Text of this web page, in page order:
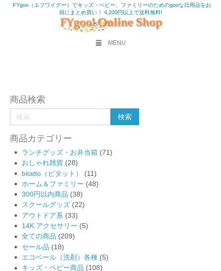
FYgoo（エフワイグー）でキッズ・ベビー、ファミリーのためのgooな日用品をお
得にまとめ買い！ 4,200円以上で送料無料!
MENU
商品検索
商品カテゴリー
ランチグッズ・お弁当箱 (71)
おしゃれ雑貨 (28)
bitatto（ビタット）
(11)
ホーム＆ファミリー (48)
300円以内商品 (38)
スクールグッズ (22)
アウトドア系 (33)
14K アクセサリー (5)
全ての商品 (209)
セール品 (18)
エコベール（洗剤）各種 (5)
キッズ・ベビー商品 (108)